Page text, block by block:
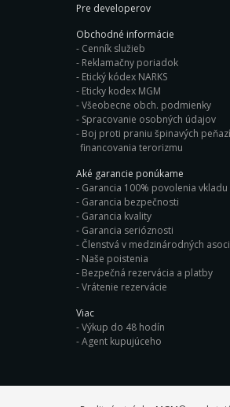
Pre developerov
Obchodné informácie
Cenník služieb
Reklamačny poriadok
Etický kódex NARKS
Eticky kodex MGM
Všeobecne obch. podmienky
Spracovanie osobných údajov
Boj proti praniu špinavých
financovania terorizmu
Aké garancie ponúkame
Garancia 100% povolenia vkladu
Garancia bezpečnosti
Garancia kvality
Garancia serióznosti
Členstvá v medzinárodných
Naše poistenia
Bezpečná rezervácia a platby
Vrátenie rezervácie
Viac
Výkup do 48 hodín
Agent kupujúceho